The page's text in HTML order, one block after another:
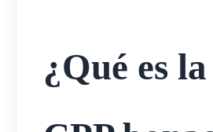
¿Qué es